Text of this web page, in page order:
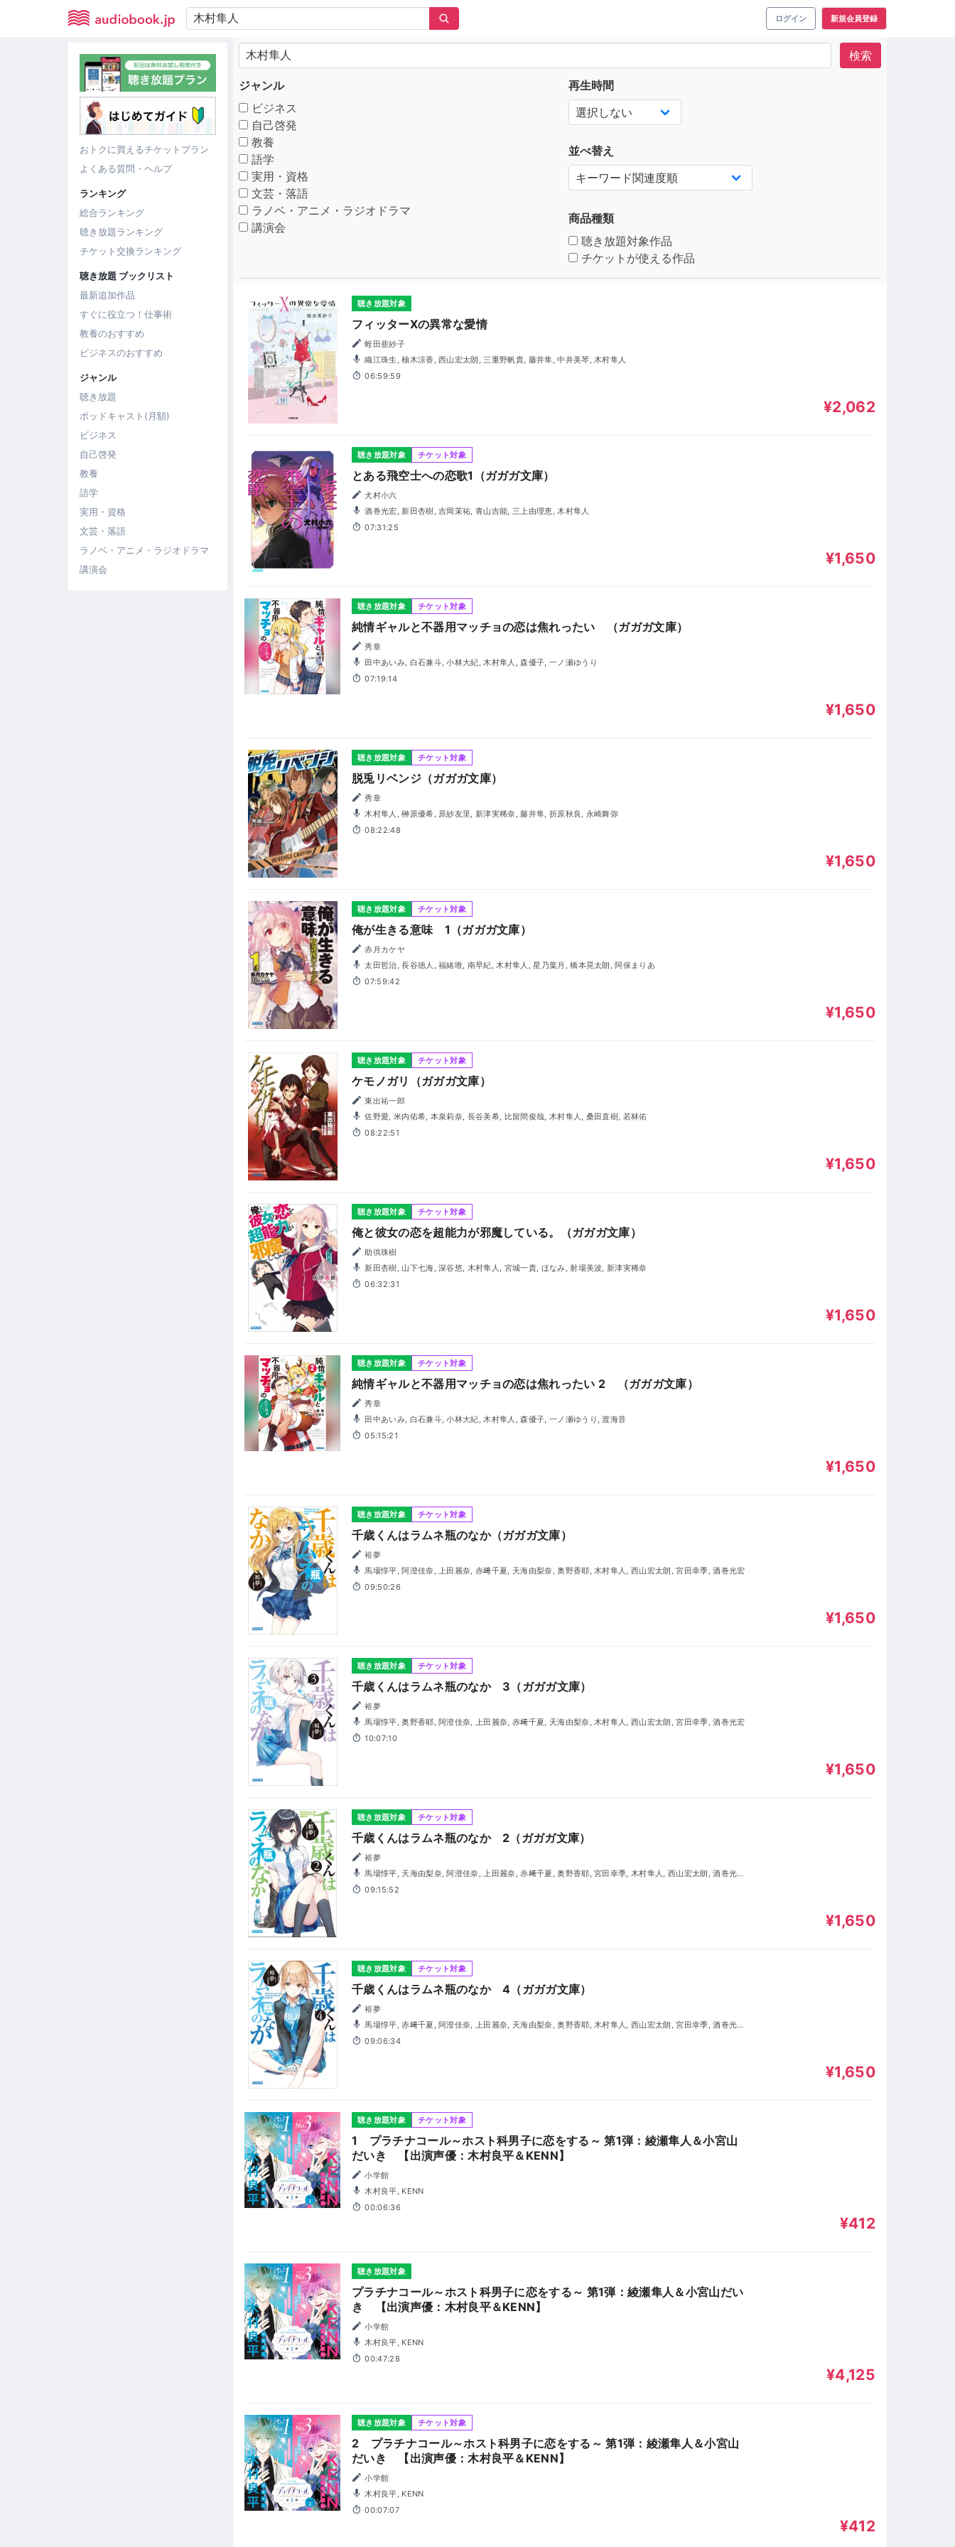
ログイン 新規会員登録
おトクに買えるチケットプラン
よくある質問・ヘルプ
ランキング
総合ランキング
聴き放題ランキング
チケット交換ランキング
聴き放題 ブックリスト
最新追加作品
すぐに役立つ！仕事術
教養のおすすめ
ビジネスのおすすめ
ジャンル
聴き放題
ポッドキャスト(月額)
ビジネス
自己啓発
教養
語学
実用・資格
文芸・落語
ラノベ・アニメ・ラジオドラマ
講演会
検索
ジャンル
ビジネス
自己啓発
教養
語学
実用・資格
文芸・落語
ラノベ・アニメ・ラジオドラマ
講演会
再生時間
並べ替え
商品種類
聴き放題対象作品
チケットが使える作品
聴き放題対象
フィッターXの異常な愛情
蛭田亜紗子
織江珠生, 柚木涼香, 西山宏太朗, 三重野帆貴, 藤井隼, 中井美琴, 木村隼人
06:59:59
¥2,062
聴き放題対象 チケット対象
とある飛空士への恋歌1（ガガガ文庫）
犬村小六
酒巻光宏, 新田杏樹, 吉岡茉祐, 青山吉能, 三上由理恵, 木村隼人
07:31:25
¥1,650
聴き放題対象 チケット対象
純情ギャルと不器用マッチョの恋は焦れったい （ガガガ文庫）
秀章
田中あいみ, 白石兼斗, 小林大紀, 木村隼人, 森優子, 一ノ瀬ゆうり
07:19:14
¥1,650
聴き放題対象 チケット対象
脱兎リベンジ（ガガガ文庫）
秀章
木村隼人, 榊原優希, 原紗友里, 新津実稀奈, 藤井隼, 折原秋良, 永崎舞弥
08:22:48
¥1,650
聴き放題対象 チケット対象
俺が生きる意味 1（ガガガ文庫）
赤月カケヤ
太田哲治, 長谷徳人, 福緒唯, 南早紀, 木村隼人, 星乃葉月, 橋本晃太朗, 阿保まりあ
07:59:42
¥1,650
聴き放題対象 チケット対象
ケモノガリ（ガガガ文庫）
東出祐一郎
佐野愛, 米内佑希, 本泉莉奈, 長谷美希, 比留間俊哉, 木村隼人, 桑田直樹, 若林佑
08:22:51
¥1,650
聴き放題対象 チケット対象
俺と彼女の恋を超能力が邪魔している。（ガガガ文庫）
助供珠樹
新田杏樹, 山下七海, 深谷悠, 木村隼人, 宮城一貴, ほなみ, 射場美波, 新津実稀奈
06:32:31
¥1,650
聴き放題対象 チケット対象
純情ギャルと不器用マッチョの恋は焦れったい 2 （ガガガ文庫）
秀章
田中あいみ, 白石兼斗, 小林大紀, 木村隼人, 森優子, 一ノ瀬ゆうり, 渡海音
05:15:21
¥1,650
聴き放題対象 チケット対象
千歳くんはラムネ瓶のなか（ガガガ文庫）
裕夢
馬場惇平, 阿澄佳奈, 上田麗奈, 赤﨑千夏, 天海由梨奈, 奥野香耶, 木村隼人, 西山宏太朗, 宮田幸季, 酒巻光宏
09:50:26
¥1,650
聴き放題対象 チケット対象
千歳くんはラムネ瓶のなか 3（ガガガ文庫）
裕夢
馬場惇平, 奥野香耶, 阿澄佳奈, 上田麗奈, 赤﨑千夏, 天海由梨奈, 木村隼人, 西山宏太朗, 宮田幸季, 酒巻光宏
10:07:10
¥1,650
聴き放題対象 チケット対象
千歳くんはラムネ瓶のなか 2（ガガガ文庫）
裕夢
馬場惇平, 天海由梨奈, 阿澄佳奈, 上田麗奈, 赤﨑千夏, 奥野香耶, 宮田幸季, 木村隼人, 西山宏太朗, 酒巻光宏,
木暮晃石
09:15:52
¥1,650
聴き放題対象 チケット対象
千歳くんはラムネ瓶のなか 4（ガガガ文庫）
裕夢
馬場惇平, 赤﨑千夏, 阿澄佳奈, 上田麗奈, 天海由梨奈, 奥野香耶, 木村隼人, 西山宏太朗, 宮田幸季, 酒巻光宏,
上西哲平, 吉岡茉祐, 長岡龍歩, 大橋海咲, 日菜, 久次米渚
09:06:34
¥1,650
聴き放題対象 チケット対象
1 プラチナコール～ホスト科男子に恋をする～ 第1弾：綾瀬隼人＆小宮山
だいき 【出演声優：木村良平＆KENN】
小学館
木村良平, KENN
00:06:36
¥412
聴き放題対象
プラチナコール～ホスト科男子に恋をする～ 第1弾：綾瀬隼人＆小宮山だい
き 【出演声優：木村良平＆KENN】
小学館
木村良平, KENN
00:47:28
¥4,125
聴き放題対象 チケット対象
2 プラチナコール～ホスト科男子に恋をする～ 第1弾：綾瀬隼人＆小宮山
だいき 【出演声優：木村良平＆KENN】
小学館
木村良平, KENN
00:07:07
¥412